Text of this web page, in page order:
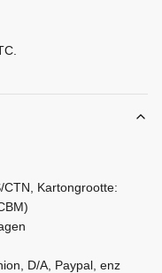
CTN, Kartongrootte:
D/A, Paypal, enz